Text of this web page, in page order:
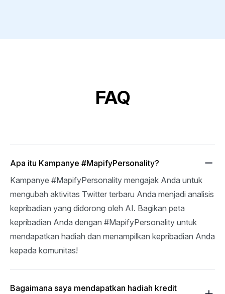
FAQ
Apa itu Kampanye #MapifyPersonality?
Kampanye #MapifyPersonality mengajak Anda untuk
mengubah aktivitas Twitter terbaru Anda menjadi analisis
kepribadian yang didorong oleh AI. Bagikan peta
kepribadian Anda dengan #MapifyPersonality untuk
mendapatkan hadiah dan menampilkan kepribadian Anda
kepada komunitas!
Bagaimana saya mendapatkan hadiah kredit